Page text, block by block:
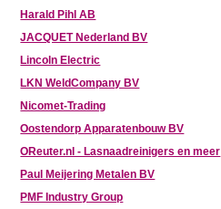
Harald Pihl AB
JACQUET Nederland BV
Lincoln Electric
LKN WeldCompany BV
Nicomet-Trading
Oostendorp Apparatenbouw BV
OReuter.nl - Lasnaadreinigers en meer
Paul Meijering Metalen BV
PMF Industry Group